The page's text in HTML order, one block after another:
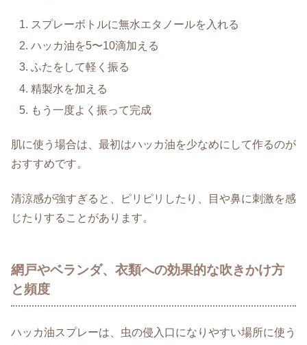
スプレーボトルに無水エタノールを入れる
ハッカ油を5〜10滴加える
ふたをして軽く振る
精製水を加える
もう一度よく振って完成
肌に使う場合は、最初はハッカ油を少なめにして作るのが
おすすめです。
清涼感が強すぎると、ピリピリしたり、目や鼻に刺激を感
じたりすることがあります。
網戸やベランダ、衣類への効果的な吹きかけ方
と頻度
ハッカ油スプレーは、虫の侵入口になりやすい場所に使う